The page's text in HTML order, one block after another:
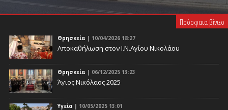
PLAY VIDEO
Πρόσφατα βίντεο
Θρησκεία | 10/04/2026 18:27
Αποκαθήλωση στον Ι.Ν.Αγίου Νικολάου
Θρησκεία | 06/12/2025 13:23
Άγιος Νικόλαος 2025
Υγεία | 10/05/2025 13:01